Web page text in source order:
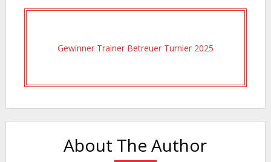
Gewinner Trainer Betreuer Turnier 2025
About The Author